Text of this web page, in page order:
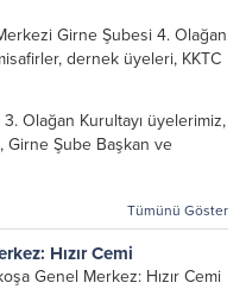
Önceki dönemde görev
koyan cümle canların...
Girne Şubesi 4. Olağan
dernek üyeleri, KKTC
başkanları ve yönetim
gerçekleşti....
Olağan Kurultayı üyelerimiz,
Girne Şube Başkan ve
gerçekleşti. Önceki
emek veren, katkı koyan...
Tümünü Göster
Hızır Cemi
Genel Merkez: Hızır Cemi